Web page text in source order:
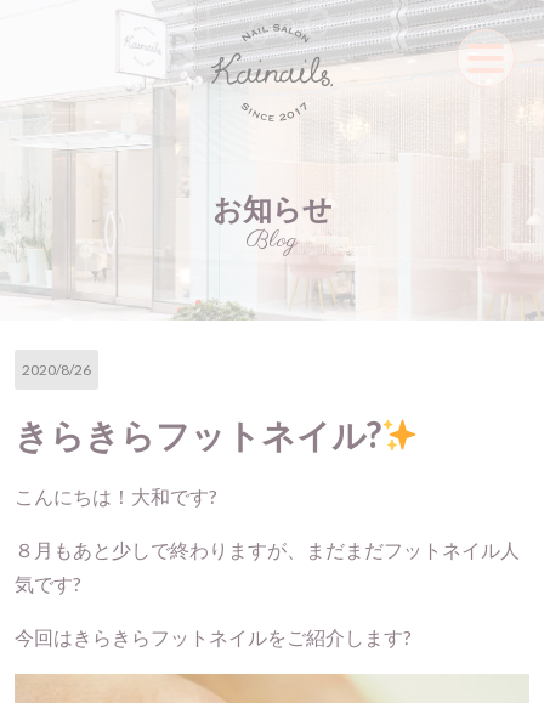
お知らせ
Blog
2020/8/26
きらきらフットネイル?
こんにちは！大和です?
８月もあと少しで終わりますが、まだまだフットネイル人
気です?
今回はきらきらフットネイルをご紹介します?